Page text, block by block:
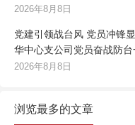
2026年8月8日
党建引领战台风 党员冲锋
华中心支公司党员奋战防台
2026年8月8日
浏览最多的文章